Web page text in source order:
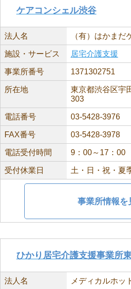
ケアコンシェル渋谷
法人名 （有）はかまだ
施設・サービス 居宅介護支援
事業所番号 1371302751
所在地
東京都渋谷区宇
303
電話番号 03-5428-3976
FAX番号 03-5428-3978
電話受付時間 9：00～17：00
受付休業日 土・日・祝・夏
事業所情報を
ひかり居宅介護支援事業所
法人名 メディカルホッ